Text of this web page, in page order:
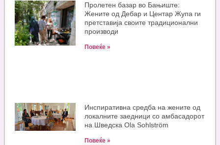
Пролетен базар во Бањиште:
Жените од Дебар и Центар Жупа ги
претставија своите традиционални
производи
Повеќе »
Инспиративна средба на жените од
локалните заедници со амбасадорот
на Шведска Ola Sohlström
Повеќе »